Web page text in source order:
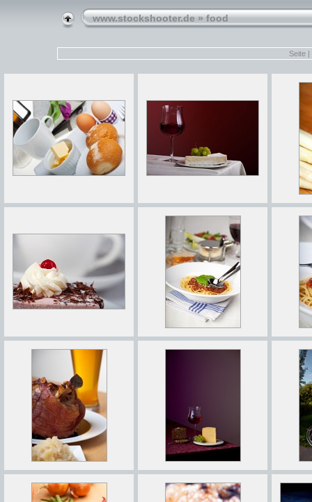
www.stockshooter.de» food
Seite |